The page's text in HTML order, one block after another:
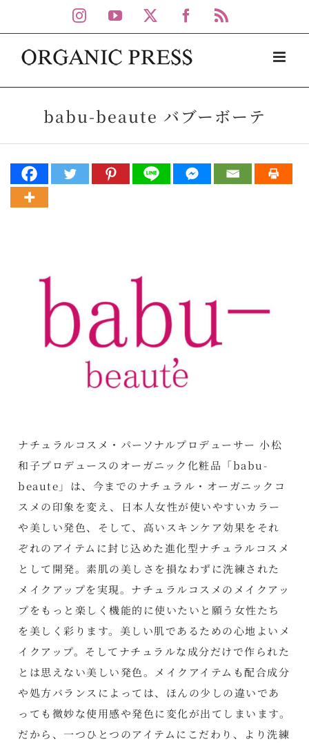
to
content
Instagram
YouTube Facebook
babu-beaute バブーボーテ
ナチュラルコスメ・パーソナルプロデューサー 小松
和子プロデュースのオーガニック化粧品「babu-
beaute」は、今までのナチュラル・オーガニックコ
スメの印象を変え、日本人女性が使いやすいカラー
や美しい発色、そして、高いスキンケア効果をそれ
ぞれのアイテムに封じ込めた進化型ナチュラルコスメ
として開発。素肌の美しさを損なわずに洗練された
メイクアップを実現。ナチュラルコスメのメイクアッ
プをもっと楽しく機能的に使いたいと願う女性たち
を美しく彩ります。美しい肌であるための心地よいメ
イクアップ。そしてナチュラルな成分だけで作られた
とは思えない美しい発色。メイクアイテムも配合成分
や処方バランスによっては、ほんの少しの違いであ
っても微妙な使用感や発色に変化が出てしまいます。
だから、一つひとつのアイテムにこだわり、より洗練